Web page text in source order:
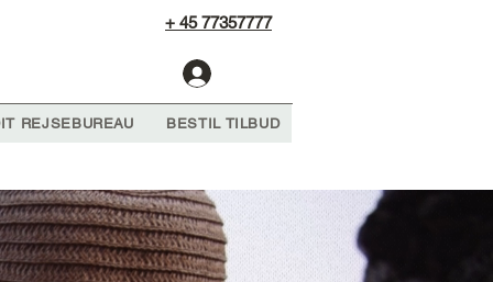
+ 45 77357777
REJSEBUREAU BESTIL TILBUD